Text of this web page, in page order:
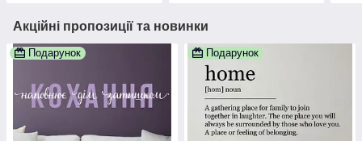
Акційні пропозиції та новинки
Подарунок Подарунок